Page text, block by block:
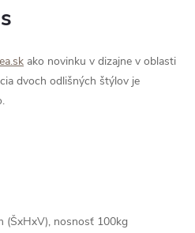
ako novinku v dizajne v oblasti
dvoch odlišných štýlov je
(ŠxHxV), nosnosť 100kg